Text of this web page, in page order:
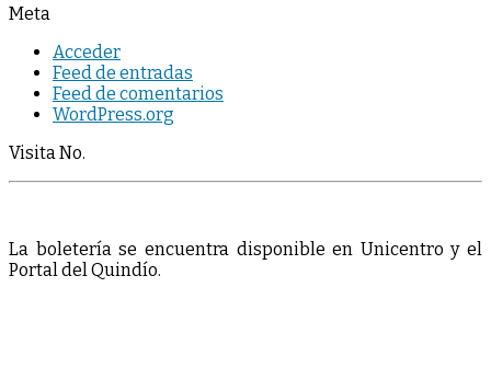
Meta
Acceder
Feed de entradas
Feed de comentarios
WordPress.org
Visita No.
La boletería se encuentra disponible en Unicentro y el
Portal del Quindío.